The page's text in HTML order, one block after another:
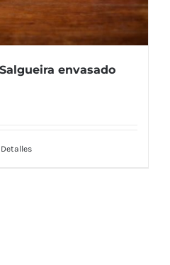
envasado
Detalles